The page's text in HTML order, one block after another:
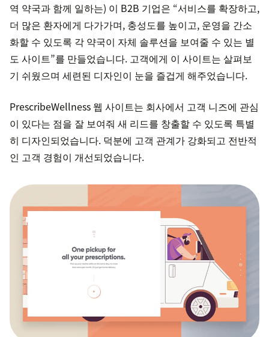
역 약국과 함께 일하는) 이 B2B 기업은 “서비스를 확장하고,
더 많은 환자에게 다가가며, 충성도를 높이고, 운영을 간소
화할 수 있도록 각 약국이 자체 솔루션을 보여줄 수 있는 별
도 사이트”를 만들었습니다. 고객에게 이 사이트는 살펴보
기 쉬웠으며 세련된 디자인이 눈을 즐겁게 해주었습니다.
PrescribeWellness 웹 사이트는 회사에서 고객 니즈에 관심
이 있다는 점을 잘 보여줘 새 리드를 창출할 수 있도록 특별
히 디자인되었습니다. 덕분에 고객 관계가 강화되고 전반적
인 고객 경험이 개선되었습니다.